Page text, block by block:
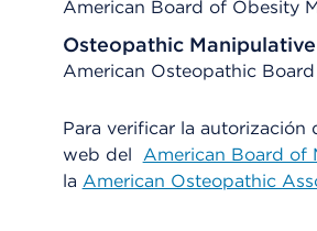
American Board of Obesity
Osteopathic
American Osteopathic
Para verificar la
web del American Board of
la American Osteopathic